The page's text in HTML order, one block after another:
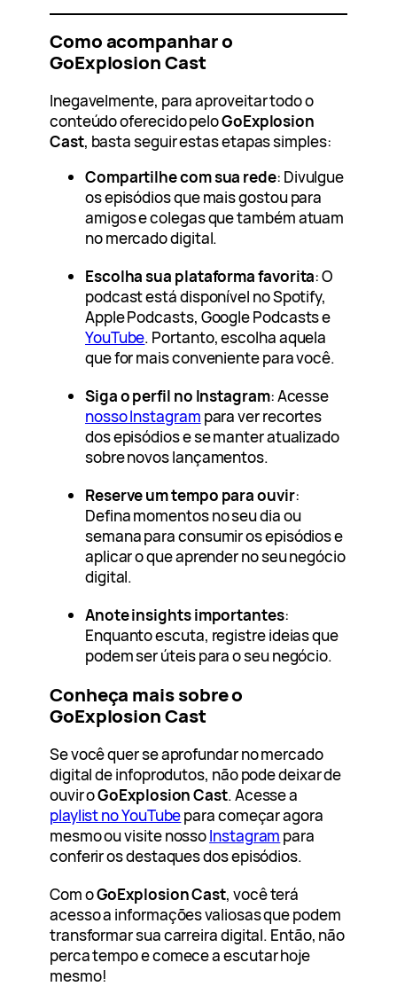
Como acompanhar o
GoExplosion Cast
Inegavelmente, para aproveitar todo o
conteúdo oferecido peloGoExplosion
Cast, basta seguir estas etapas simples:
Compartilhe com sua rede: Divulgue
os episódios que mais gostou para
amigos e colegas que também atuam
no mercado digital.
Escolha sua plataforma favorita: O
podcast está disponível no Spotify,
Apple Podcasts, Google Podcasts e
YouTube. Portanto, escolha aquela
que for mais conveniente para você.
Siga o perfil no Instagram: Acesse
nosso Instagram para ver recortes
dos episódios e se manter atualizado
sobre novos lançamentos.
Reserve um tempo para ouvir:
Defina momentos no seu dia ou
semana para consumir os episódios e
aplicar o que aprender no seu negócio
digital.
Anote insights importantes:
Enquanto escuta, registre ideias que
podem ser úteis para o seu negócio.
Conheça mais sobre o
GoExplosion Cast
Se você quer se aprofundar no mercado
digital de infoprodutos, não pode deixar de
ouvir oGoExplosion Cast. Acesse a
playlist no YouTubepara começar agora
mesmo ou visite nossoInstagram para
conferir os destaques dos episódios.
Com oGoExplosion Cast, você terá
acesso a informações valiosas que podem
transformar sua carreira digital. Então, não
perca tempo e comece a escutar hoje
mesmo!